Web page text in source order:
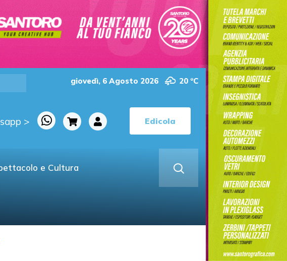
giovedì, 6 Agosto 2026 20 °C
> Edicola
e Cultura
clamorosa,